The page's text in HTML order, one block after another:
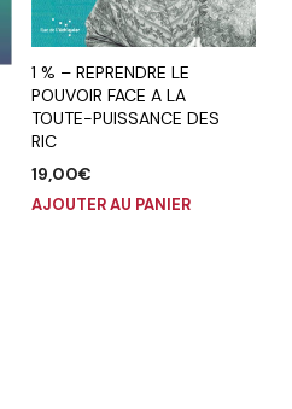
1 % – REPRENDRE LE
POUVOIR FACE A LA
TOUTE-PUISSANCE DES
RIC
19,00€
AJOUTER AU PANIER